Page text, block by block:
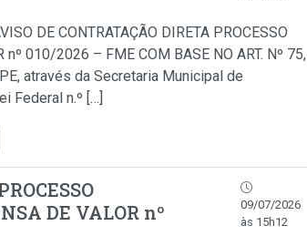
DE CONTRATAÇÃO DIRETA PROCESSO
010/2026 – FME COM BASE NO ART. Nº 75,
através da Secretaria Municipal de
Federal n.º […]
DE VALOR nº
09/07/2026
às 15h12